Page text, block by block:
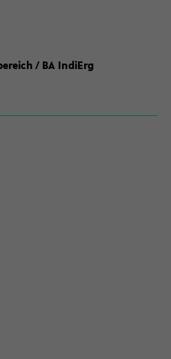
/ BA IndiErg